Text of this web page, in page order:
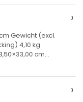
›
Gewicht (excl.
4,10 kg
cm
›